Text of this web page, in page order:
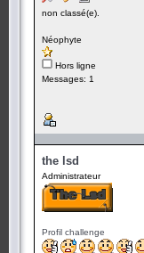
non classé(e).
Néophyte
Hors ligne
Messages: 1
the lsd
Administrateur
Profil challenge